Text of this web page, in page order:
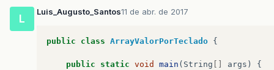
L
Luis_Augusto_Santos11 de abr. de 2017
public class ArrayValorPorTeclado {
public static void main ( String args )
{